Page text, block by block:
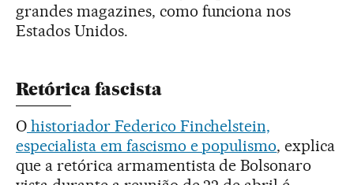
grandes magazines, como funciona nos
Estados Unidos.
Retórica fascista
Ohistoriador Federico Finchelstein,
especialista em fascismo e populismo, explica
que a retórica armamentista de Bolsonaro